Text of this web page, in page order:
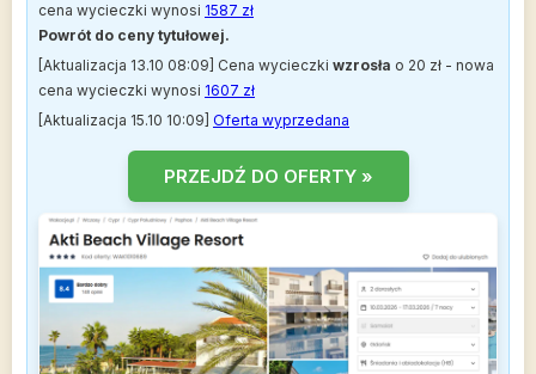
cena wycieczki wynosi 1587 zł
Powrót do ceny tytułowej.
[Aktualizacja 13.10 08:09] Cena wycieczki wzrosła o 20 zł - nowa
cena wycieczki wynosi 1607 zł
[Aktualizacja 15.10 10:09] Oferta wyprzedana
PRZEJDŹ DO OFERTY »